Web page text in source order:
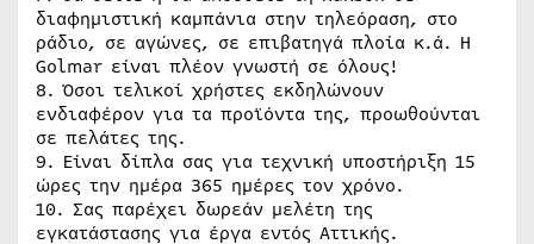
διαφημιστική καμπάνια στην τηλεόραση, στο
ράδιο, σε αγώνες, σε επιβατηγά πλοία κ.ά. Η
Golmar είναι πλέον γνωστή σε όλους!
8. Όσοι τελικοί χρήστες εκδηλώνουν
ενδιαφέρον για τα προϊόντα της, προωθούνται
σε πελάτες της.
9. Είναι δίπλα σας για τεχνική υποστήριξη 15
ώρες την ημέρα 365 ημέρες τον χρόνο.
10. Σας παρέχει δωρεάν μελέτη της
εγκατάστασης για έργα εντός Αττικής.